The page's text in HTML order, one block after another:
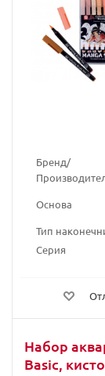
Бренд/
Основа
Тип
Серия
Набор
Basic,